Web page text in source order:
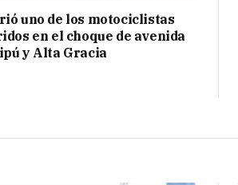
uno de los motociclistas
en el choque de avenida
y Alta Gracia